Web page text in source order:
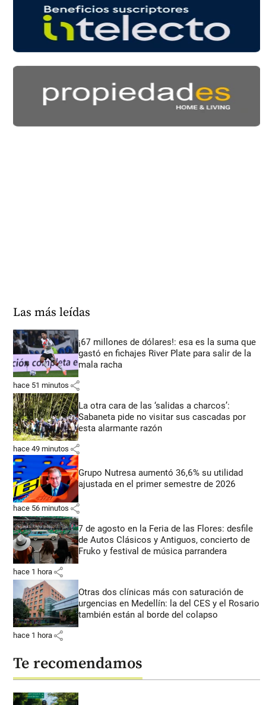
Las más leídas
¡67 millones de dólares!: esa es la suma que
gastó en fichajes River Plate para salir de la
mala racha
hace 51 minutos share
La otra cara de las ‘salidas a charcos’:
Sabaneta pide no visitar sus cascadas por
esta alarmante razón
hace 49 minutos share
Grupo Nutresa aumentó 36,6% su utilidad
ajustada en el primer semestre de 2026
hace 56 minutos share
7 de agosto en la Feria de las Flores: desfile
de Autos Clásicos y Antiguos, concierto de
Fruko y festival de música parrandera
hace 1 hora share
Otras dos clínicas más con saturación de
urgencias en Medellín: la del CES y el Rosario
también están al borde del colapso
hace 1 hora share
Te recomendamos